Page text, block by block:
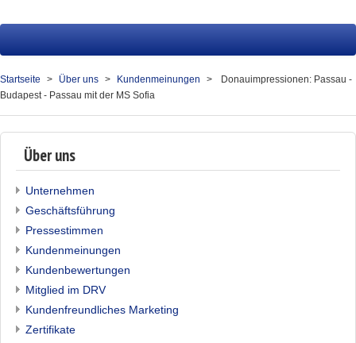
Service
Über uns
Startseite Über uns Kundenmeinungen
Donauimpressionen: Passau -
Budapest - Passau mit der MS Sofia
Über uns
Unternehmen
Geschäftsführung
Pressestimmen
Kundenmeinungen
Kundenbewertungen
Mitglied im DRV
Kundenfreundliches Marketing
Zertifikate